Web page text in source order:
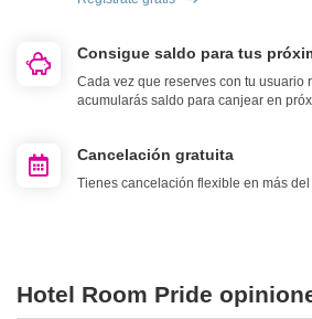
Consigue saldo para tus
Cada vez que reserves con tu usuario
acumularás saldo para canjear en
Cancelación gratuita
Tienes cancelación flexible en más
Hotel Room Pride